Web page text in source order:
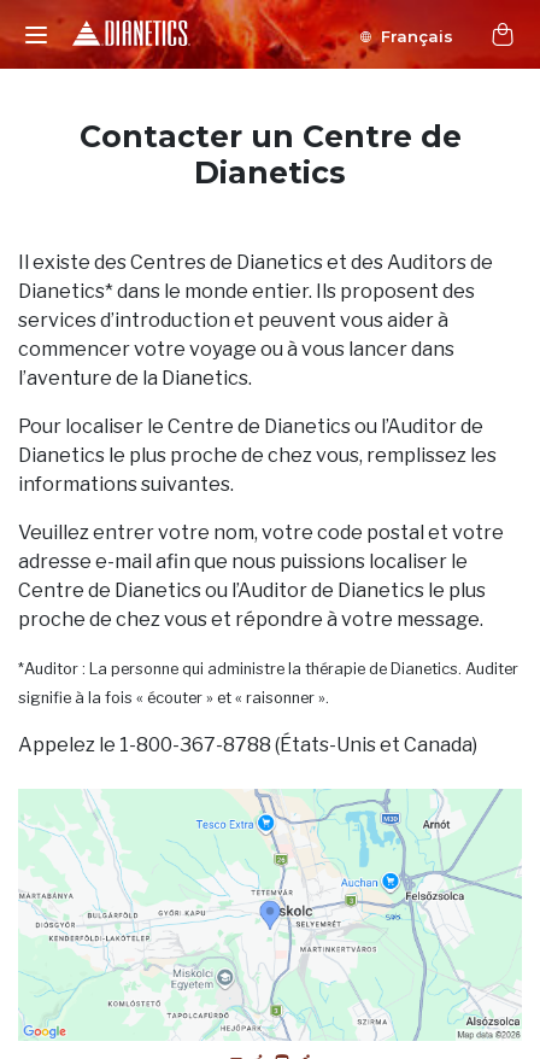
Français
Contacter un Centre de
Dianetics
Il existe des Centres de Dianetics et des Auditors de
Dianetics* dans le monde entier. Ils proposent des
services d’introduction et peuvent vous aider à
commencer votre voyage ou à vous lancer dans
l’aventure de la Dianetics.
Pour localiser le Centre de Dianetics ou l’Auditor de
Dianetics le plus proche de chez vous, remplissez les
informations suivantes.
Veuillez entrer votre nom, votre code postal et votre
adresse e-mail afin que nous puissions localiser le
Centre de Dianetics ou l’Auditor de Dianetics le plus
proche de chez vous et répondre à votre message.
*Auditor : La personne qui administre la thérapie de Dianetics. Auditer
signifie à la fois « écouter » et « raisonner ».
Appelez le 1-800-367-8788 (États-Unis et Canada)